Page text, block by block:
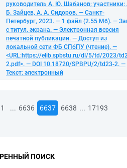
руководитель А. Ю. Шабанов; участники:
Б. Зайцев, А. А. Сидоров. — Санкт-
Петербург, 2023. — 1 файл (2.55 Мб). —
с титул. экрана. — Электронная версия
печатной публикации. — Доступ из
локальной сети ФБ СПбПУ (чтение). —
<URL:https://elib.spbstu.ru/dl/5/td/2023/
2.pdf>. — DOI 10.18720/SPBPU/2/td23-2. —
Текст: электронный
1 ... 6636 6637 6638 ... 17193
ПОИСК